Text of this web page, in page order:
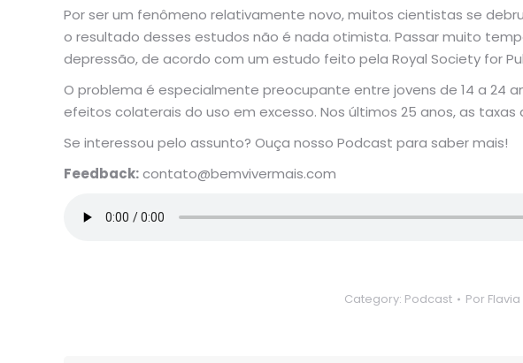
Por ser um fenômeno relativamente novo, muitos cientistas se
o resultado desses estudos não é nada otimista. Passar muito
depressão, de acordo com um estudo feito pela Royal Society for
O problema é especialmente preocupante entre jovens de 14 a 24
efeitos colaterais do uso em excesso. Nos últimos 25 anos, as
Se interessou pelo assunto? Ouça nosso Podcast para saber mais!
Feedback:contato@bemvivermais.com
Category: Podcast Por